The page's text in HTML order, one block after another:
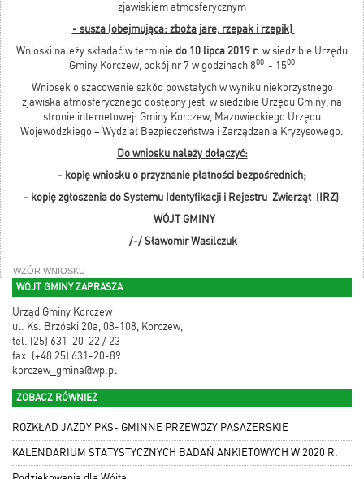
zjawiskiem atmosferycznym
- susza (obejmująca: zboża jare, rzepak i rzepik)
Wnioski należy składać w terminie do 10 lipca 2019 r. w siedzibie Urzędu
Gminy Korczew, pokój nr 7 w godzinach 800 - 1500
Wniosek o szacowanie szkód powstałych w wyniku niekorzystnego
zjawiska atmosferycznego dostępny jest w siedzibie Urzędu Gminy, na
stronie internetowej: Gminy Korczew, Mazowieckiego Urzędu
Wojewódzkiego – Wydział Bezpieczeństwa i Zarządzania Kryzysowego.
Do wniosku należy dołączyć:
- kopię wniosku o przyznanie płatności bezpośrednich;
- kopię zgłoszenia do Systemu Identyfikacji i Rejestru Zwierząt (IRZ)
WÓJT GMINY
/-/ Sławomir Wasilczuk
WZÓR WNIOSKU
WÓJT GMINY ZAPRASZA
Urząd Gminy Korczew
ul. Ks. Brzóski 20a, 08-108, Korczew,
tel. (25) 631-20-22 / 23
fax. (+48 25) 631-20-89
korczew_gmina@wp.pl
ZOBACZ RÓWNIEŻ
ROZKŁAD JAZDY PKS- GMINNE PRZEWOZY PASAŻERSKIE
KALENDARIUM STATYSTYCZNYCH BADAŃ ANKIETOWYCH W 2020 R.